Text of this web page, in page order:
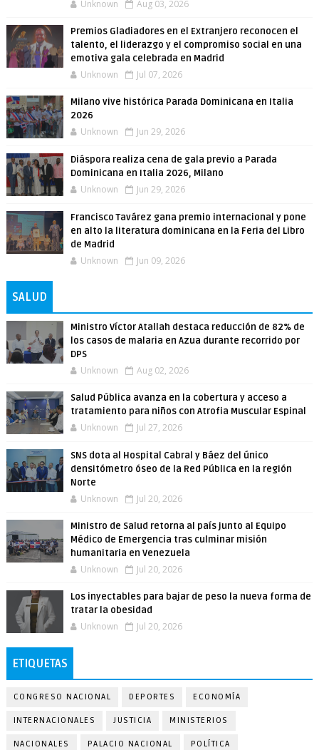
Unknown Aug 03, 2026
Premios Gladiadores en el Extranjero reconocen el
talento, el liderazgo y el compromiso social en una
emotiva gala celebrada en Madrid
Unknown Jul 07, 2026
Milano vive histórica Parada Dominicana en Italia
2026
Unknown Jun 29, 2026
Diáspora realiza cena de gala previo a Parada
Dominicana en Italia 2026, Milano
Unknown Jun 29, 2026
Francisco Tavárez gana premio internacional y pone
en alto la literatura dominicana en la Feria del Libro
de Madrid
Unknown Jun 09, 2026
SALUD
Ministro Víctor Atallah destaca reducción de 82% de
los casos de malaria en Azua durante recorrido por
DPS
Unknown Aug 02, 2026
Salud Pública avanza en la cobertura y acceso a
tratamiento para niños con Atrofia Muscular Espinal
Unknown Jul 27, 2026
SNS dota al Hospital Cabral y Báez del único
densitómetro óseo de la Red Pública en la región
Norte
Unknown Jul 20, 2026
Ministro de Salud retorna al país junto al Equipo
Médico de Emergencia tras culminar misión
humanitaria en Venezuela
Unknown Jul 20, 2026
Los inyectables para bajar de peso la nueva forma de
tratar la obesidad
Unknown Jul 20, 2026
ETIQUETAS
CONGRESO NACIONAL DEPORTES ECONOMÍA
INTERNACIONALES JUSTICIA MINISTERIOS
NACIONALES PALACIO NACIONAL POLÍTICA